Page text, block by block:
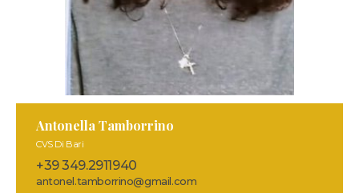
Antonella Tamborrino
CVS Di Bari
+39 349.2911940
antonel.tamborrino@gmail.com